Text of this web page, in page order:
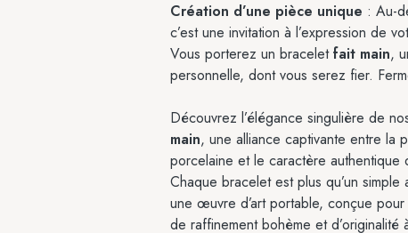
Création d’une pièce unique : Au-
c’est une invitation à l’expression de
Vous porterez un braceletfait main,
personnelle, dont vous serez fier.
Découvrez l’élégance singulière de
main, une alliance captivante entre la
porcelaine et le caractère authentique
Chaque bracelet est plus qu’un simple
une œuvre d’art portable, conçue
de raffinement bohème et d’originalité